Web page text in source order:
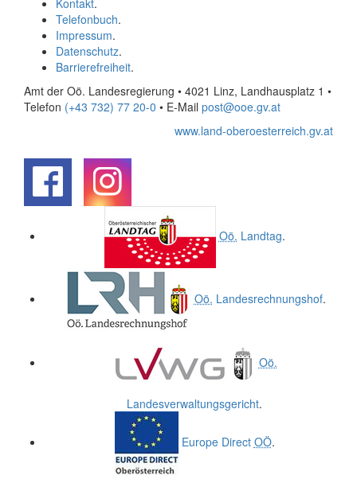
Kontakt.
Telefonbuch.
Impressum.
Datenschutz.
Barrierefreiheit.
Amt der Oö. Landesregierung • 4021 Linz, Landhausplatz 1 •
Telefon (+43 732) 77 20-0 • E-Mail post@ooe.gv.at
www.land-oberoesterreich.gv.at
Oö. Landtag.
Oö. Landesrechnungshof.
Oö.
Landesverwaltungsgericht.
Europe Direct OÖ.